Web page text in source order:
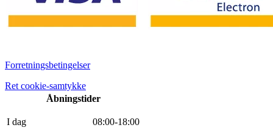
Forretningsbetingelser
Ret cookie-samtykke
Åbningstider
I dag 08:00-18:00